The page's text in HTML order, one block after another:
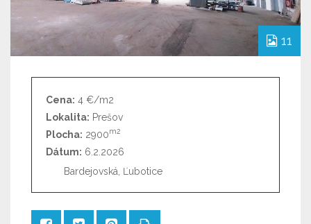
11
Cena: 4 €/m2
Lokalita: Prešov
Plocha: 2900m2
Dátum: 6.2.2026
Bardejovská, Ľubotice